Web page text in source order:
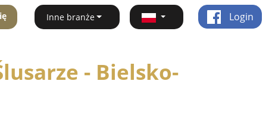
Inne branże Login
- Bielsko-